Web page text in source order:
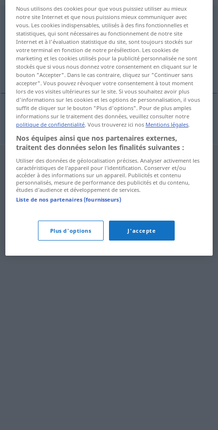
inter-
Vue d'ensemble de toutes les traductions
(Pour plus d'informations, cliquez sur/touchez la traduction)
Inter-, inter-
Inter-, inter-in Zssgn inter-
Nous utilisons des cookies pour que vous puissiez utiliser au mieux
notre site Internet et que nous puissions mieux communiquer avec
vous. Les cookies indispensables, utilisés à des fins fonctionnelles et
statistiques, qui sont nécessaires au fonctionnement de notre site
Internet et à l'évaluation statistique du site, sont toujours stockés sur
votre terminal en fonction de notre présélection. Les cookies de
marketing et les cookies utilisés pour la publicité personnalisée ne sont
stockés que si vous nous donnez votre consentement en cliquant sur le
bouton "Accepter". Dans le cas contraire, cliquez sur "Continuer sans
accepter". Vous pouvez révoquer votre consentement à tout moment
lors de vos visites ultérieures sur le site. Si vous souhaitez avoir plus
d'informations sur les cookies et les options de personnalisation, il vous
suffit de cliquer sur le bouton "Plus d'options". Pour de plus amples
informations sur le traitement des données, veuillez consulter notre
politique de confidentialité. Vous trouverez ici nos Mentions légales.
Nos équipes ainsi que nos partenaires externes,
traitent des données selon les finalités suivantes :
Utiliser des données de géolocalisation précises. Analyser activement les
caractéristiques de l’appareil pour l’identification. Conserver et/ou
accéder à des informations sur un appareil. Publicités et contenu
personnalisés, mesure de performance des publicités et du contenu,
études d’audience et développement de services.
Liste de nos partenaires (fournisseurs)
Plus d'options J'accepte